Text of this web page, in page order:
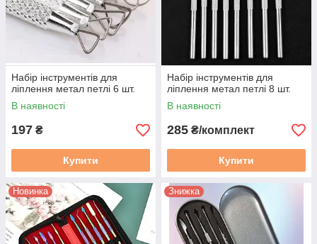
Набір інструментів для
ліплення метал петлі 6 шт.
В наявності
197 ₴
Купити
Набір інструментів для
ліплення метал петлі 8 шт.
В наявності
285 ₴/комплект
Купити
Новинка Знижка